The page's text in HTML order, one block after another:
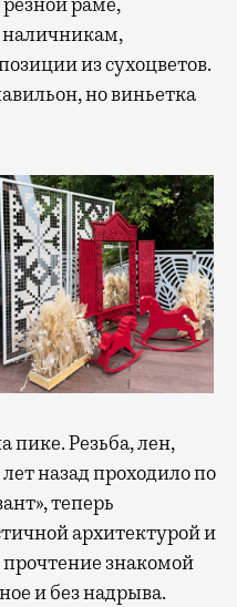
из сухоцветов.
но виньетка
пике. Резьба, лен,
назад проходило по
теперь
архитектурой и
знакомой
и без надрыва.